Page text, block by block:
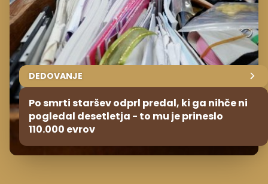
DEDOVANJE
Po smrti staršev odprl predal, ki ga nihče ni
pogledal desetletja - to mu je prineslo
110.000 evrov